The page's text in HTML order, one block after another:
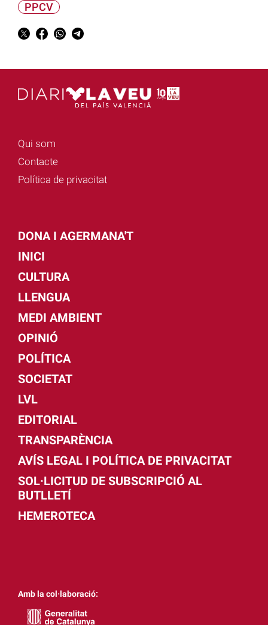
PPCV
Qui som
Contacte
Política de privacitat
DONA I AGERMANA'T
INICI
CULTURA
LLENGUA
MEDI AMBIENT
OPINIÓ
POLÍTICA
SOCIETAT
LVL
EDITORIAL
TRANSPARÈNCIA
AVÍS LEGAL I POLÍTICA DE PRIVACITAT
SOL·LICITUD DE SUBSCRIPCIÓ AL
BUTLLETÍ
HEMEROTECA
Amb la col·laboració: